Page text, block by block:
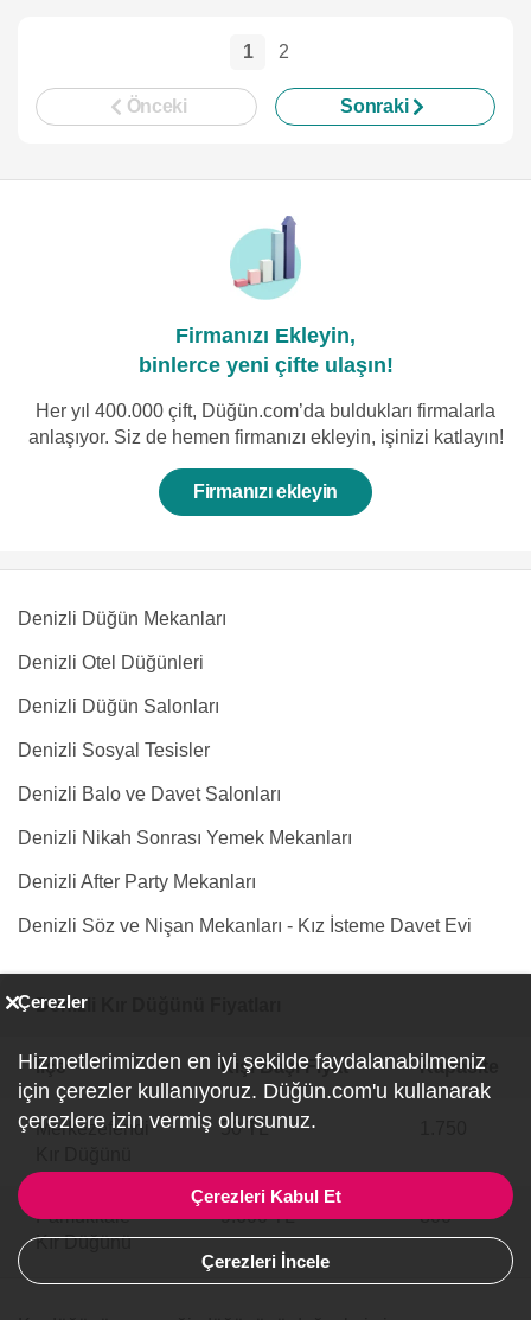
1 2
Önceki Sonraki
Firmanızı Ekleyin,
binlerce yeni çifte ulaşın!
Her yıl 400.000 çift, Düğün.com’da buldukları firmalarla
anlaşıyor. Siz de hemen firmanızı ekleyin, işinizi katlayın!
Firmanızı ekleyin
Denizli Düğün Mekanları
Denizli Otel Düğünleri
Denizli Düğün Salonları
Denizli Sosyal Tesisler
Denizli Balo ve Davet Salonları
Denizli Nikah Sonrası Yemek Mekanları
Denizli After Party Mekanları
Denizli Söz ve Nişan Mekanları - Kız İsteme Davet Evi
Denizli Kır Düğünü Fiyatları
İlçe Kişi Başı Fiyat Kapasite
Merkezefendi
50 TL
Pamukkale
Kır Düğünü
9.600 TL 800
Çerezler
Hizmetlerimizden en iyi şekilde faydalanabilmeniz
için çerezler kullanıyoruz. Düğün.com'u kullanarak
çerezlere izin vermiş olursunuz.
Çerezleri Kabul Et
Çerezleri İncele